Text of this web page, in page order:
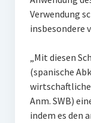
Verwendung
insbesondere
„Mit diesen
(spanische
Anm. SWB)
indem es den